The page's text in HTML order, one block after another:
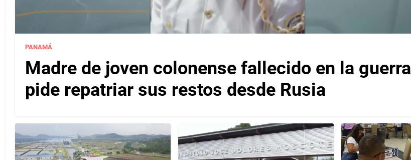
PANAMÁ
Madre de joven colonense fallecido en la guerra
pide repatriar sus restos desde Rusia